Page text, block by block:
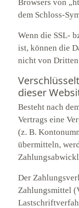
Browsers von
dem Schloss-
Wenn die SSL-
ist, können die
nicht von
dieser
Besteht nach
Vertrags eine
(z. B.
übermitteln,
Der
Zahlungsmittel